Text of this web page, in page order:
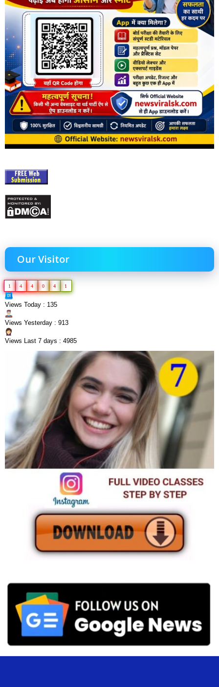
Our Visitor
1 4 4 0 4 1
Views Today : 135
Views Yesterday : 913
Views Last 7 days : 4985